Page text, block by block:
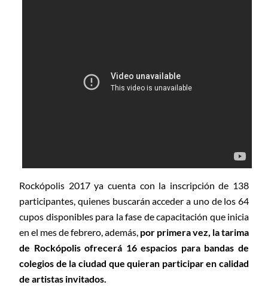
Rockópolis 2017 ya cuenta con la inscripción de 138
participantes, quienes buscarán acceder a uno de los 64
cupos disponibles para la fase de capacitación que inicia
en el mes de febrero, además, por primera vez, la tarima
de Rockópolis ofrecerá 16 espacios para bandas de
colegios de la ciudad que quieran participar en calidad
de artistas invitados.